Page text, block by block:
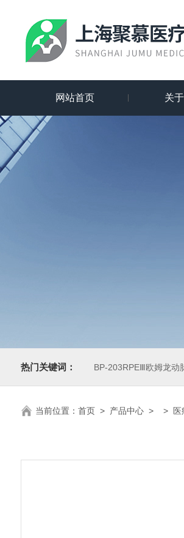
网站首页 关
热门关键词： BP-203RPEⅢ欧姆龙动
当前位置： 首页> 产品中心> > 医